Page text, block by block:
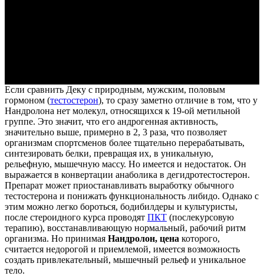
Если сравнить Деку с природным, мужским, половым
гормоном (тестостерон), то сразу заметно отличие в том, что у
Нандролона нет молекул, относящихся к 19-ой метильной
группе. Это значит, что его андрогенная активность,
значительно выше, примерно в 2, 3 раза, что позволяет
организмам спортсменов более тщательно перерабатывать,
синтезировать белки, превращая их, в уникальную,
рельефную, мышечную массу. Но имеется и недостаток. Он
выражается в конвертации анаболика в дегидротестостерон.
Препарат может приостанавливать выработку обычного
тестостерона и понижать функциональность либидо. Однако с
этим можно легко бороться, бодибилдеры и культуристы,
после стероидного курса проводят ПКТ (послекурсовую
терапию), восстанавливающую нормальный, рабочий ритм
организма. Но принимая Нандролон, цена которого,
считается недорогой и приемлемой, имеется возможность
создать привлекательный, мышечный рельеф и уникальное
тело.